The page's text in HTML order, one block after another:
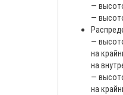
—
—
—
на
на
—
на